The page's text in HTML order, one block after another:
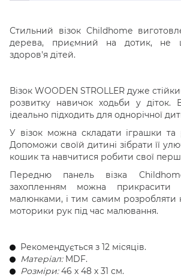
Стильний візок Childhome
дерева, приємний на дотик, не
здоров'я дітей.
Візок WOODEN STROLLER дуже
розвитку навичок ходьби у діток.
ідеально підходить для однорічної
У візок можна складати іграшки та
Допоможи своїй дитині зібрати її
кошик та навчитися робити свої
Передню панель візка
захопленням можна прикрасити
малюнками, і тим самим розробляти
моторики рук під час малювання.
Рекомендується з 12 місяців.
Матеріал:MDF.
Розміри:46 х 48 х 31 см.